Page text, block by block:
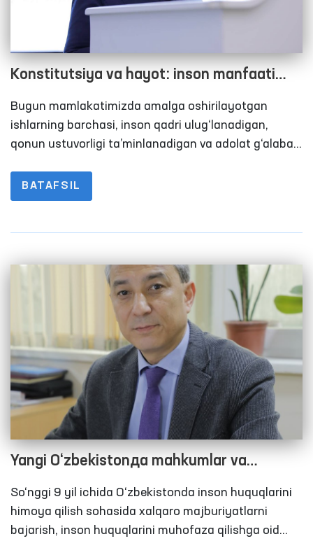
Konstitutsiya va hayot: inson manfaati
ustuvor bo‘lgan jamiyat sari
Bugun mamlakatimizda amalga oshirilayotgan
ishlarning barchasi, inson qadri ulug‘lanadigan,
qonun ustuvorligi ta’minlanadigan va adolat g‘alaba
siyosat va huquqiy kafolatlar natijasida aholining
turmush farovonligining oshib borishi ularning
O‘zbekiston Respublikasi Konstitutsiyasidir.
BATAFSIL
Yangi O‘zbekistonда mahkumlar va
mahbuslar huquqlarini ta’minlash
So‘nggi 9 yil ichida O‘zbekistonda inson huquqlarini
himoya qilish sohasida xalqaro majburiyatlarni
bajarish, inson huquqlarini muhofaza qilishga oid